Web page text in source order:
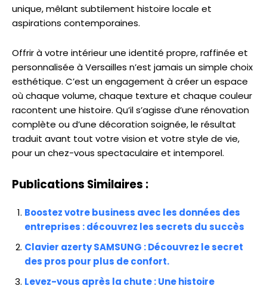
unique, mêlant subtilement histoire locale et
aspirations contemporaines.
Offrir à votre intérieur une identité propre, raffinée et
personnalisée à Versailles n’est jamais un simple choix
esthétique. C’est un engagement à créer un espace
où chaque volume, chaque texture et chaque couleur
racontent une histoire. Qu’il s’agisse d’une rénovation
complète ou d’une décoration soignée, le résultat
traduit avant tout votre vision et votre style de vie,
pour un chez-vous spectaculaire et intemporel.
Publications Similaires :
Boostez votre business avec les données des
entreprises : découvrez les secrets du succès
Clavier azerty SAMSUNG : Découvrez le secret
des pros pour plus de confort.
Levez-vous après la chute : Une histoire